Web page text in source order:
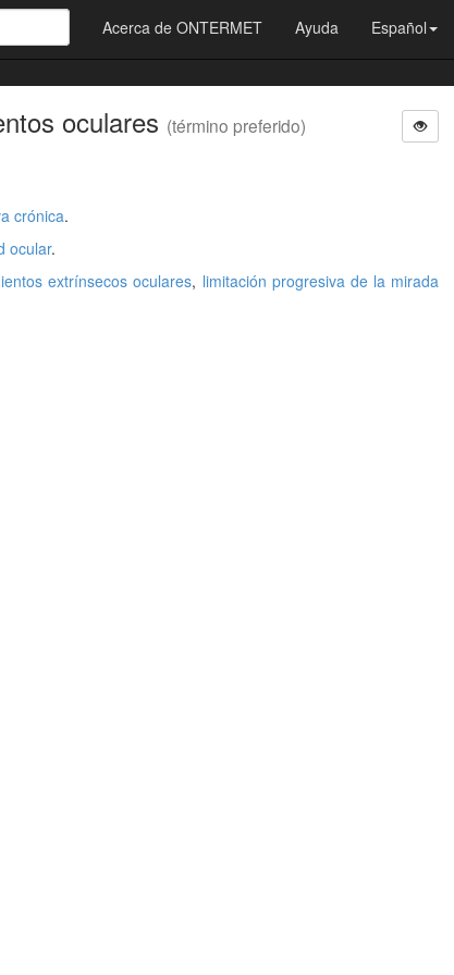
Acerca de ONTERMET Ayuda Español
oculares (término preferido)
crónica.
ocular.
extrínsecos oculares, limitación progresiva de la mirada